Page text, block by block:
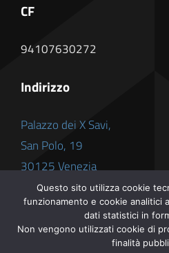
CF
94107630272
Indirizzo
Palazzo dei X Savi,
San Polo, 19
30125 Venezia
Autorità
Questo sito utilizza cookie
funzionamento e cookie analitici
dati statistici in
Non vengono utilizzati cookie di
finalità